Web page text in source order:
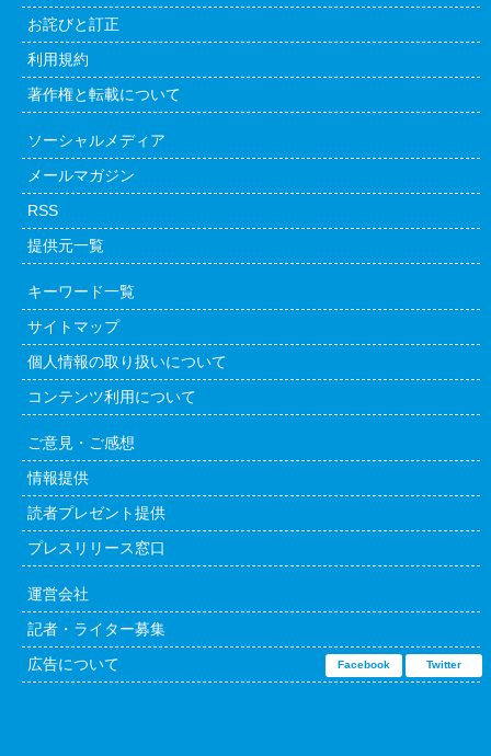
お詫びと訂正
利用規約
著作権と転載について
ソーシャルメディア
メールマガジン
RSS
提供元一覧
キーワード一覧
サイトマップ
個人情報の取り扱いについて
コンテンツ利用について
ご意見・ご感想
情報提供
読者プレゼント提供
プレスリリース窓口
運営会社
記者・ライター募集
広告について
Facebook Twitter